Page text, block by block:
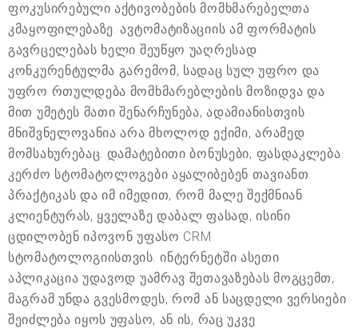
ფოკუსირებული აქტივობების მომხმარებელთა
კმაყოფილებაზე. ავტომატიზაციის ამ ფორმატის
გავრცელებას ხელი შეუწყო უაღრესად
კონკურენტულმა გარემომ, სადაც სულ უფრო და
უფრო რთულდება მომხმარებლების მოზიდვა და
მით უმეტეს მათი შენარჩუნება, ადამიანისთვის
მნიშვნელოვანია არა მხოლოდ ექიმი, არამედ
მომსახურებაც. დამატებითი ბონუსები, ფასდაკლება.
კერძო სტომატოლოგები აყალიბებენ თავიანთ
პრაქტიკას და იმ იმედით, რომ მალე შექმნიან
კლიენტურას, ყველაზე დაბალ ფასად, ისინი
ცდილობენ იპოვონ უფასო CRM
სტომატოლოგიისთვის. ინტერნეტში ასეთი
აპლიკაცია უდავოდ უამრავ შეთავაზებას მოგცემთ,
მაგრამ უნდა გვესმოდეს, რომ ან საცდელი ვერსიები
შეიძლება იყოს უფასო, ან ის, რაც უკვე